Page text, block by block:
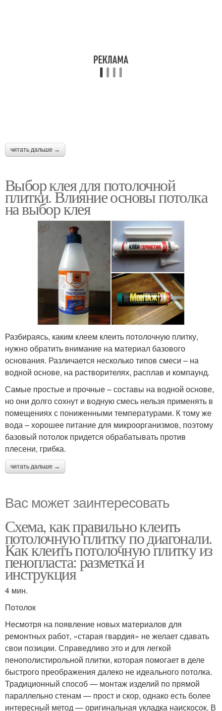
читать дальше →
Выбор клея для потолочной
плитки. Влияние основы потолка
на выбор клея
Разбираясь, каким клеем клеить потолочную плитку,
нужно обратить внимание на материал базового
основания. Различается несколько типов смеси – на
водной основе, на растворителях, расплав и компаунд.
Самые простые и прочные – составы на водной основе,
но они долго сохнут и водную смесь нельзя применять в
помещениях с пониженными температурами. К тому же
вода – хорошее питание для микроорганизмов, поэтому
базовый потолок придется обрабатывать против
плесени, грибка.
читать дальше →
Вас может заинтересовать
Схема, как правильно клеить
потолочную плитку по диагонали.
Как клеить потолочную плитку из
пенопласта: разметка и
инструкция
4 мин.
Потолок
Несмотря на появление новых материалов для
ремонтных работ, «старая гвардия» не желает сдавать
свои позиции. Справедливо это и для легкой
пенополистирольной плитки, которая помогает в деле
быстрого преображения далеко не идеального потолка.
Традиционный способ — монтаж изделий по прямой
параллельно стенам — прост и скор, однако есть более
интересный метод — оригинальная укладка наискосок. В